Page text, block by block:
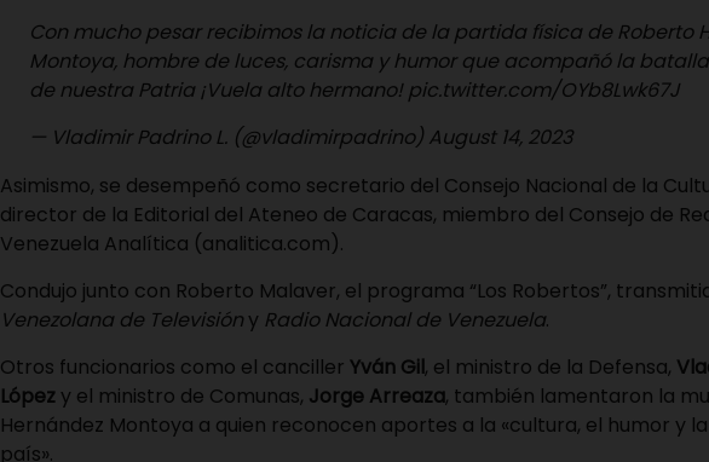
Con mucho pesar recibimos la noticia de la partida física de Roberto
Montoya, hombre de luces, carisma y humor que acompañó la
de nuestra Patria ¡Vuela alto hermano!pic.twitter.com/OYb8Lwk67J
— Vladimir Padrino L. (@vladimirpadrino) August 14, 2023
Asimismo, se desempeñó como secretario del Consejo Nacional de la
director de la Editorial del Ateneo de Caracas, miembro del Consejo de
Venezuela Analítica (analitica.com).
Condujo junto con Roberto Malaver, el programa “Los Robertos”,
Venezolana de Televisión y Radio Nacional de Venezuela.
Otros funcionarios como el cancillerYván Gil, el ministro de la Defensa,
López y el ministro de Comunas, Jorge Arreaza, también lamentaron la
Hernández Montoya a quien reconocen aportes a la «cultura, el humor y
país».